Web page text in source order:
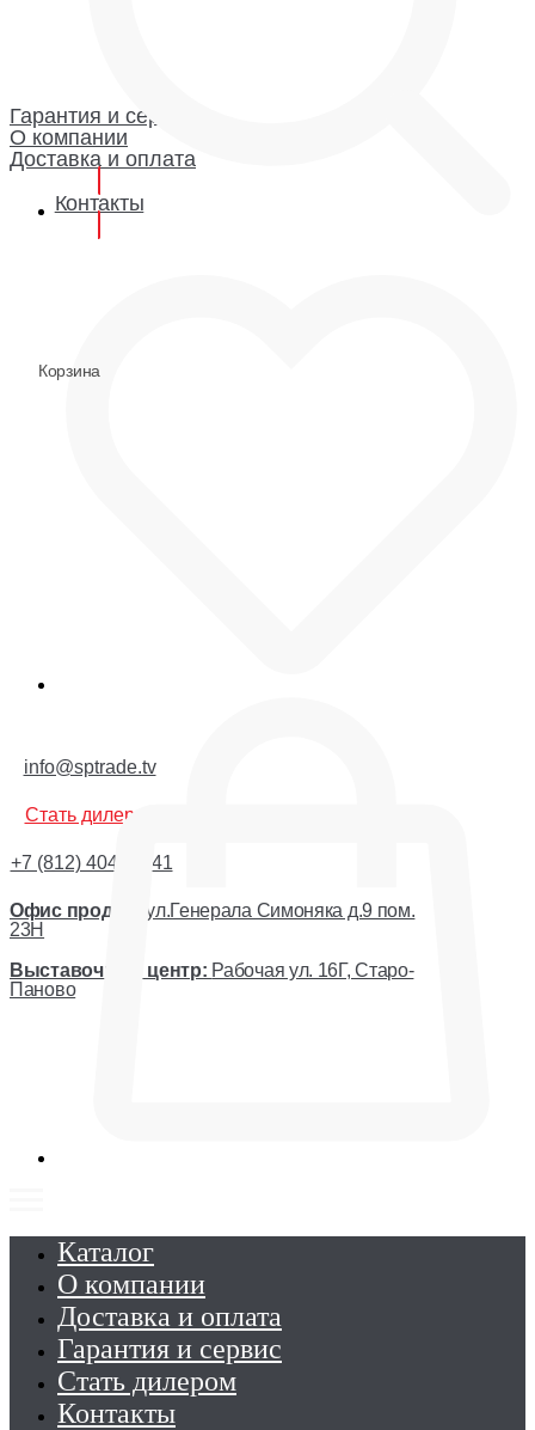
Гарантия и сервис
О компании
Доставка и оплата
Контакты
Корзина
info@sptrade.tv
Стать дилером
+7 (812) 404-44-41
Офис продаж:
ул.Генерала Симоняка д.9 пом.
23Н
Выставочный центр: Рабочая ул. 16Г, Старо-
Паново
Каталог
О компании
Доставка и оплата
Гарантия и сервис
Стать дилером
Контакты